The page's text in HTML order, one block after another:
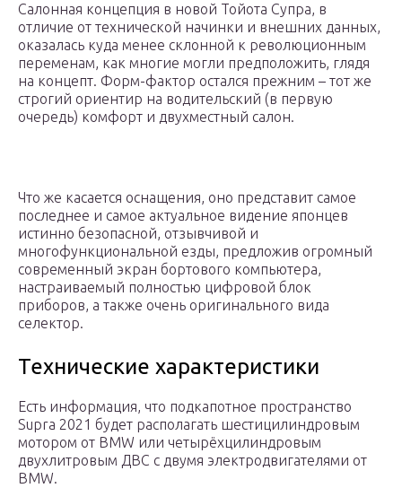
Салонная концепция в новой Тойота Супра, в
отличие от технической начинки и внешних данных,
оказалась куда менее склонной к революционным
переменам, как многие могли предположить, глядя
на концепт. Форм-фактор остался прежним – тот же
строгий ориентир на водительский (в первую
очередь) комфорт и двухместный салон.
Что же касается оснащения, оно представит самое
последнее и самое актуальное видение японцев
истинно безопасной, отзывчивой и
многофункциональной езды, предложив огромный
современный экран бортового компьютера,
настраиваемый полностью цифровой блок
приборов, а также очень оригинального вида
селектор.
Технические характеристики
Есть информация, что подкапотное пространство
Supra 2021 будет располагать шестицилиндровым
мотором от BMW или четырёхцилиндровым
двухлитровым ДВС с двумя электродвигателями от
BMW.